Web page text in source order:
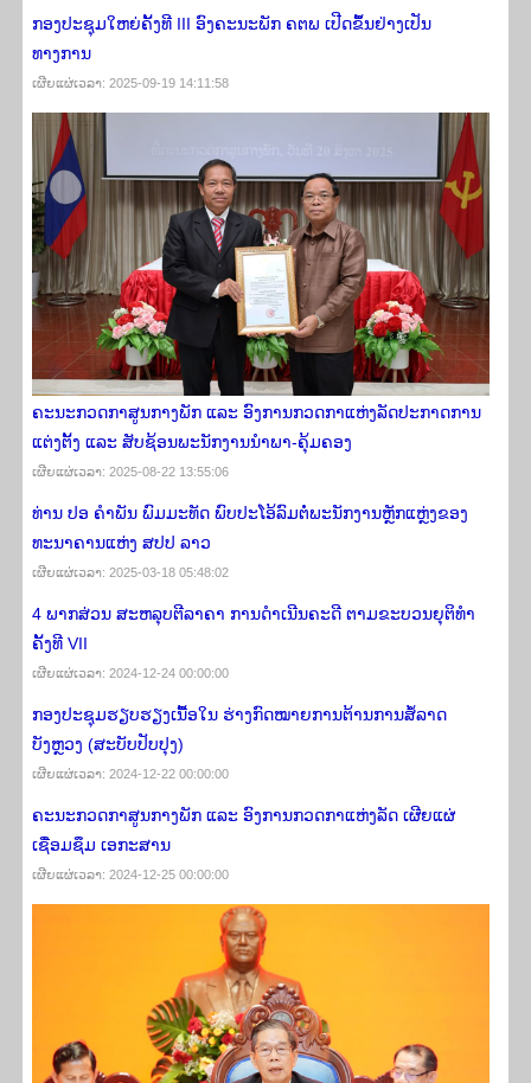
ກອງປະຊຸມໃຫຍ່ຄັ້ງທີ III ອົງຄະນະພັກ ຄຕພ ເປີດຂຶ້ນຢ່າງເປັນ
ທາງການ
ເຜີຍ​ແຜ່​ເວ​ລາ: 2025-09-19 14:11:58
ຄະນະກວດກາສູນກາງພັກ ແລະ ອົງການກວດກາແຫ່ງລັດປະກາດການ
ແຕ່ງຕັ້ງ ແລະ ສັບຊ້ອນພະນັກງານນຳພາ-ຄຸ້ມຄອງ
ເຜີຍ​ແຜ່​ເວ​ລາ: 2025-08-22 13:55:06
ທ່ານ ປອ ຄໍາພັນ ພົມມະທັດ ພົບປະໂອ້ລົມຕໍ່ພະນັກງານຫຼັກແຫຼ່ງຂອງ
ທະນາຄານແຫ່ງ ສປປ ລາວ
ເຜີຍ​ແຜ່​ເວ​ລາ: 2025-03-18 05:48:02
4 ພາກສ່ວນ ສະຫລຸບຕີລາຄາ ການດຳເນີນຄະດີ ຕາມຂະບວນຍຸຕິທຳ
ຄັ້ງທີ VII
ເຜີຍ​ແຜ່​ເວ​ລາ: 2024-12-24 00:00:00
ກອງປະຊຸມຮຽບຮຽງເນື້ອໃນ ຮ່າງກົດໝາຍການຕ້ານການສໍ້ລາດ
ບັງຫຼວງ (ສະບັບປັບປຸງ)
ເຜີຍ​ແຜ່​ເວ​ລາ: 2024-12-22 00:00:00
ຄະນະກວດກາສູນກາງພັກ ແລະ ອົງການກວດກາແຫ່ງລັດ ເຜີຍແຜ່
ເຊື່ອມຊຶມ ເອກະສານ
ເຜີຍ​ແຜ່​ເວ​ລາ: 2024-12-25 00:00:00